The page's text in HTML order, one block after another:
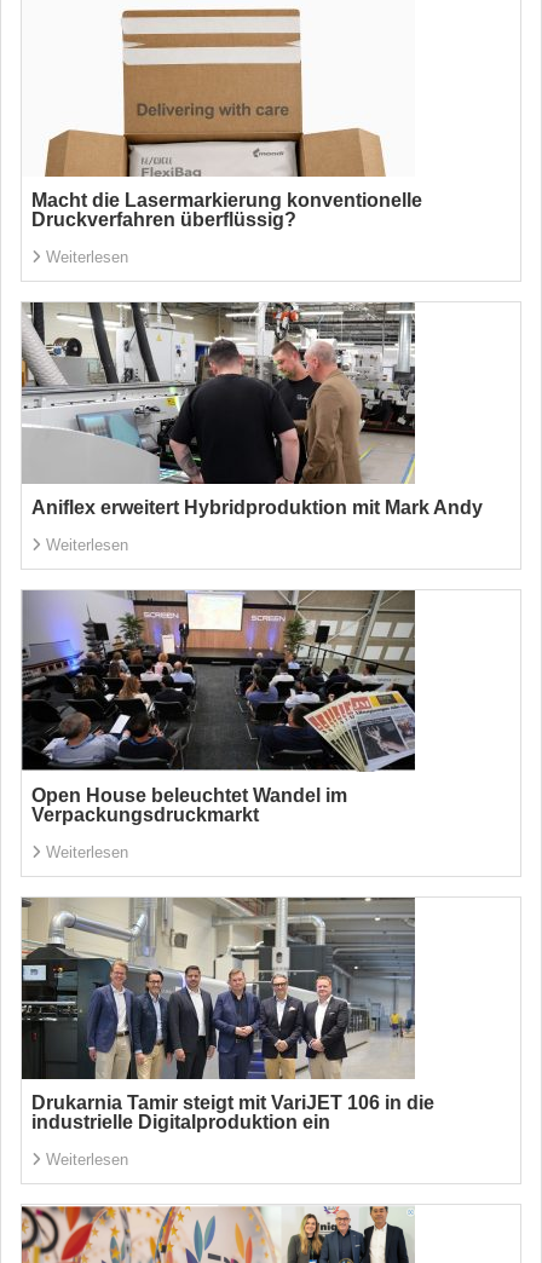
Macht die Lasermarkierung konventionelle
Druckverfahren überflüssig?
Weiterlesen
Aniflex erweitert Hybridproduktion mit Mark Andy
Weiterlesen
Open House beleuchtet Wandel im
Verpackungsdruckmarkt
Weiterlesen
Drukarnia Tamir steigt mit VariJET 106 in die
industrielle Digitalproduktion ein
Weiterlesen